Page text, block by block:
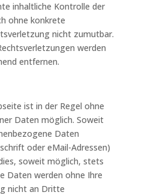
inhaltliche Kontrolle der
ohne konkrete
nicht zumutbar.
werden
entfernen.
ist in der Regel ohne
Daten möglich. Soweit
Daten
oder eMail-Adressen)
soweit möglich, stets
Daten werden ohne Ihre
nicht an Dritte